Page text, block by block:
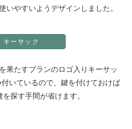
いやすいようデザインしました。
キーサック
果たすブランのロゴ入りキーサッ
いているので、鍵を付けておけば
探す手間が省けます。